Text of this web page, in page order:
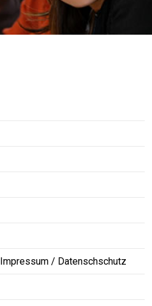
/ Datenschschutz